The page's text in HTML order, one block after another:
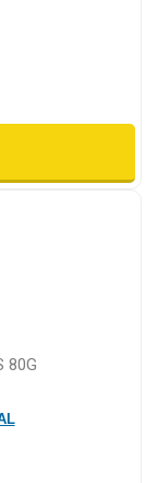
80G